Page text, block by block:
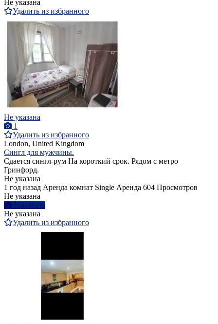
Не указана
Удалить из избранного
Не указана
1
Удалить из избранного
London, United Kingdom
Сингл для мужчины.
Сдается сингл-рум На короткий срок. Рядом с метро
Гринфорд.
Не указана
1 год назад Аренда комнат Single Аренда 604 Просмотров
Не указана
Написать
Не указана
Удалить из избранного